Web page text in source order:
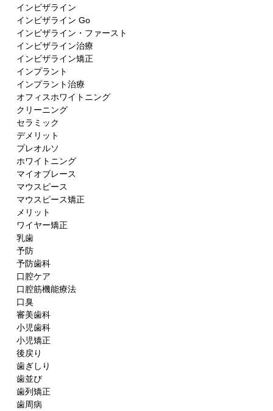
インビザライン
インビザライン Go
インビザライン・ファースト
インビザライン治療
インビザライン矯正
インプラント
インプラント治療
オフィスホワイトニング
クリーニング
セラミック
デメリット
プレオルソ
ホワイトニング
マイオブレース
マウスピース
マウスピース矯正
メリット
ワイヤー矯正
乳歯
予防
予防歯科
口腔ケア
口腔筋機能療法
口臭
審美歯科
小児歯科
小児矯正
後戻り
歯ぎしり
歯並び
歯列矯正
歯周病